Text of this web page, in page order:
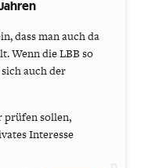
dass man auch da
Wenn die LBB so
auch der
prüfen sollen,
Interesse